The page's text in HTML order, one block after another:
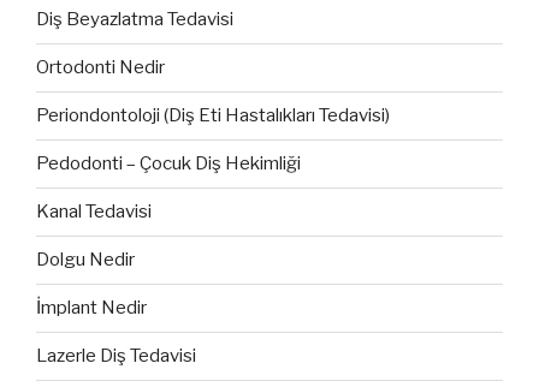
Diş Beyazlatma Tedavisi
Ortodonti Nedir
Periondontoloji (Diş Eti Hastalıkları Tedavisi)
Pedodonti – Çocuk Diş Hekimliği
Kanal Tedavisi
Dolgu Nedir
İmplant Nedir
Lazerle Diş Tedavisi